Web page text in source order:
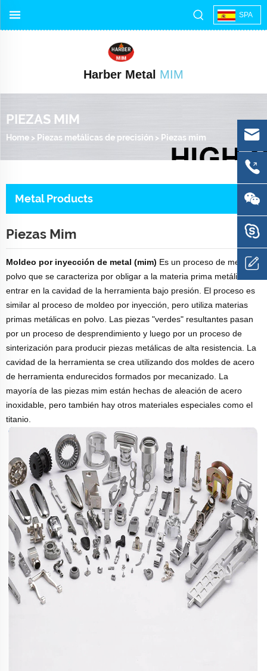
SPA
Harber Metal MIM
PIEZAS MIM
Home > Piezas metálicas de precisión > Piezas mim
Metal Products
Piezas Mim
Moldeo por inyección de metal (mim) Es un proceso de metal en
polvo que se caracteriza por obligar a la materia prima metálica a
entrar en la cavidad de la herramienta bajo presión. El proceso es
similar al proceso de moldeo por inyección, pero utiliza materias
primas metálicas en polvo. Las piezas "verdes" resultantes pasan
por un proceso de desprendimiento y luego por un proceso de
sinterización para producir piezas metálicas de alta resistencia. La
cavidad de la herramienta se crea utilizando dos moldes de acero
de herramienta endurecidos formados por mecanizado. La
mayoría de las piezas mim están hechas de aleación de acero
inoxidable, pero también hay otros materiales especiales como el
titanio.